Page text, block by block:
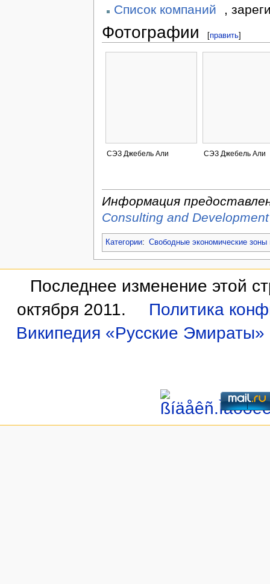
Список компаний ,
Фотографии [править]
СЭЗ Джебель Али СЭЗ Джебель Али
Информация
Consulting and Development
Категории: Свободные экономические
Последнее изменение этой
октября 2011.
Политика
Википедия «Русские Эмираты»